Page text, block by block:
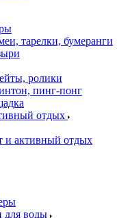
тарелки, бумеранги
ролики
пинг-понг
отдых
и активный отдых
для воды